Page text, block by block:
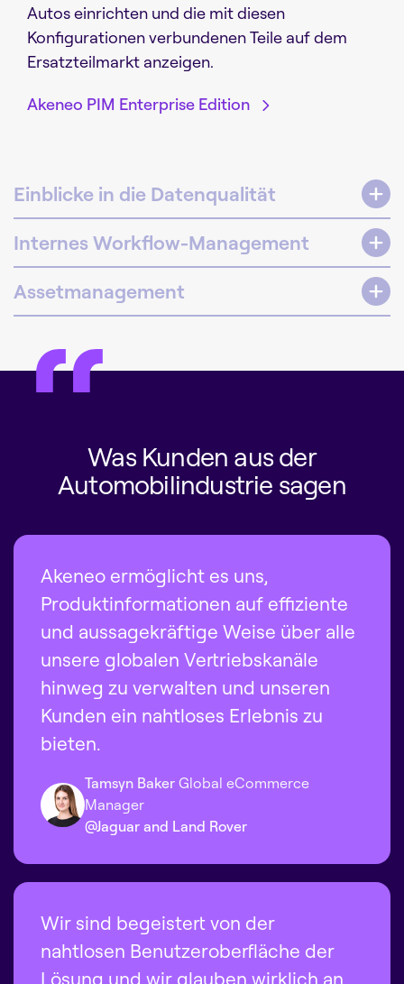
Autos einrichten und die mit diesen
Konfigurationen verbundenen Teile auf dem
Ersatzteilmarkt anzeigen.
Akeneo PIM Enterprise Edition
Einblicke in die Datenqualität
Internes Workflow-Management
Assetmanagement
Was Kunden aus der
Automobilindustrie sagen
Akeneo ermöglicht es uns,
Produktinformationen auf effiziente
und aussagekräftige Weise über alle
unsere globalen Vertriebskanäle
hinweg zu verwalten und unseren
Kunden ein nahtloses Erlebnis zu
bieten.
Tamsyn BakerGlobal eCommerce
Manager
@Jaguar and Land Rover
Wir sind begeistert von der
nahtlosen Benutzeroberfläche der
Lösung und wir glauben wirklich an